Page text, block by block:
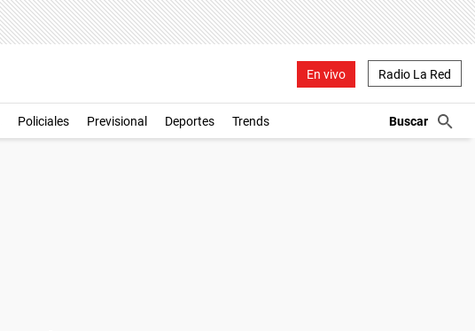
En vivo Radio La Red
Policiales Previsional Deportes Trends